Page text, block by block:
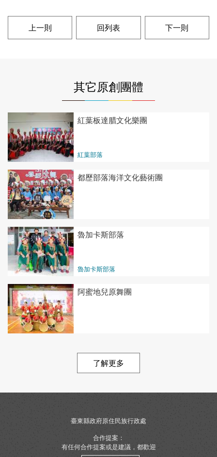
上一則 回列表 下一則
其它原創團體
紅葉板達腊文化樂團
紅葉部落
都歷部落海洋文化藝術團
魯加卡斯部落
魯加卡斯部落
阿蜜地兒原舞團
了解更多
臺東縣政府原住民族行政處
合作提案：
有任何合作提案或是建議，都歡迎